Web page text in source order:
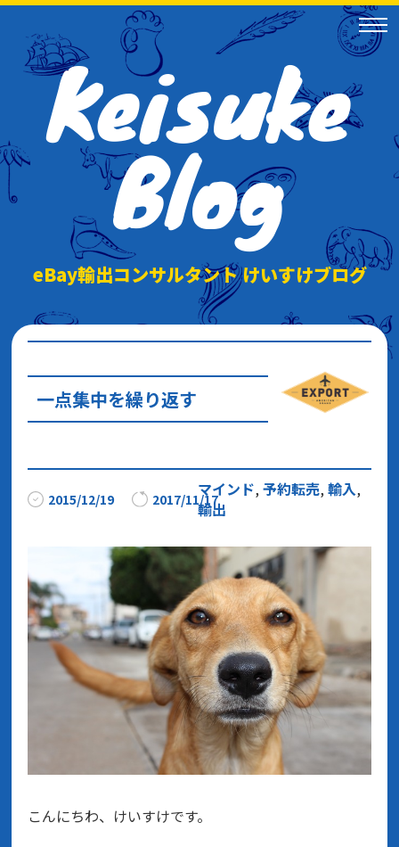
Keisuke
Blog
eBay輸出コンサルタント けいすけブログ
一点集中を繰り返す
2015/12/19 2017/11/17マインド,予約転売,輸入,
輸出
こんにちわ、けいすけです。